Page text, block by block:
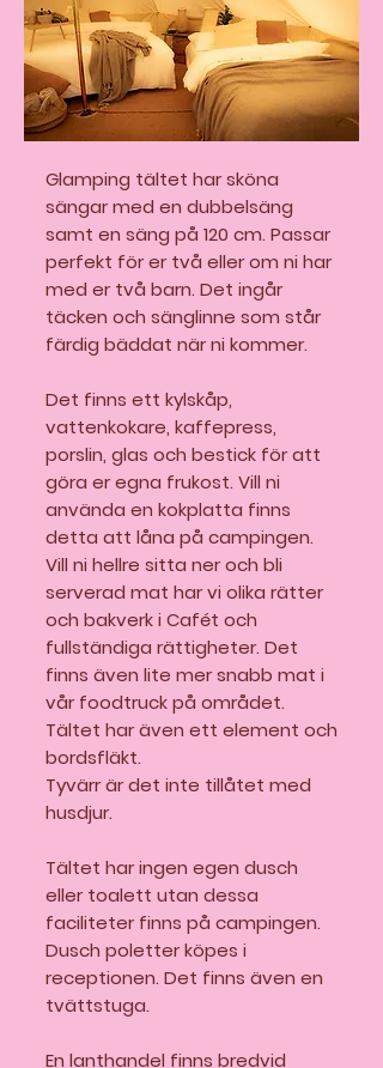
Glamping tältet har sköna
sängar med en dubbelsäng
samt en säng på 120 cm. Passar
perfekt för er två eller om ni har
med er två barn. Det ingår
täcken och sänglinne som står
färdig bäddat när ni kommer.
Det finns ett kylskåp,
vattenkokare, kaffepress,
porslin, glas och bestick för att
göra er egna frukost. Vill ni
använda en kokplatta finns
detta att låna på campingen.
Vill ni hellre sitta ner och bli
serverad mat har vi olika rätter
och bakverk i Cafét och
fullständiga rättigheter. Det
finns även lite mer snabb mat i
vår foodtruck på området.
Tältet har även ett element och
bordsfläkt.
Tyvärr är det inte tillåtet med
husdjur.
Tältet har ingen egen dusch
eller toalett utan dessa
faciliteter finns på campingen.
Dusch poletter köpes i
receptionen. Det finns även en
tvättstuga.
En lanthandel finns bredvid